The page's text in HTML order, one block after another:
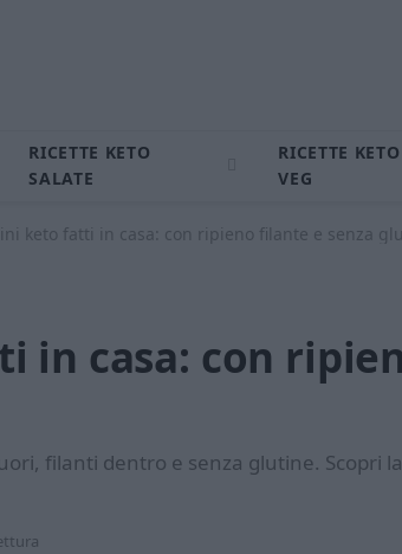
RICETTE KETO
SALATE
RICETTE KETO
VEG
keto fatti in casa: con ripieno filante e senza
in casa: con
filanti dentro e senza glutine. Scopri